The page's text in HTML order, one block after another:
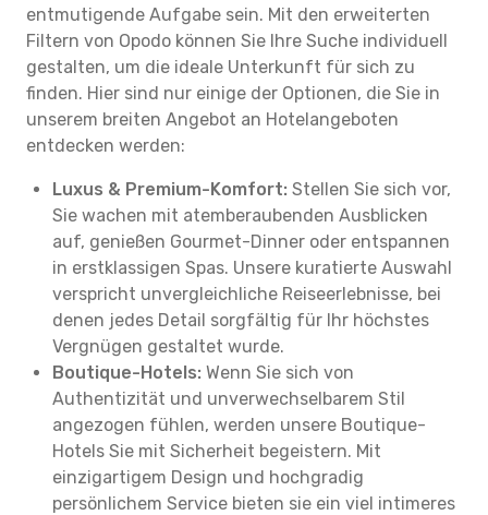
entmutigende Aufgabe sein. Mit den erweiterten
Filtern von Opodo können Sie Ihre Suche individuell
gestalten, um die ideale Unterkunft für sich zu
finden. Hier sind nur einige der Optionen, die Sie in
unserem breiten Angebot an Hotelangeboten
entdecken werden:
Luxus & Premium-Komfort: Stellen Sie sich vor,
Sie wachen mit atemberaubenden Ausblicken
auf, genießen Gourmet-Dinner oder entspannen
in erstklassigen Spas. Unsere kuratierte Auswahl
verspricht unvergleichliche Reiseerlebnisse, bei
denen jedes Detail sorgfältig für Ihr höchstes
Vergnügen gestaltet wurde.
Boutique-Hotels: Wenn Sie sich von
Authentizität und unverwechselbarem Stil
angezogen fühlen, werden unsere Boutique-
Hotels Sie mit Sicherheit begeistern. Mit
einzigartigem Design und hochgradig
persönlichem Service bieten sie ein viel intimeres